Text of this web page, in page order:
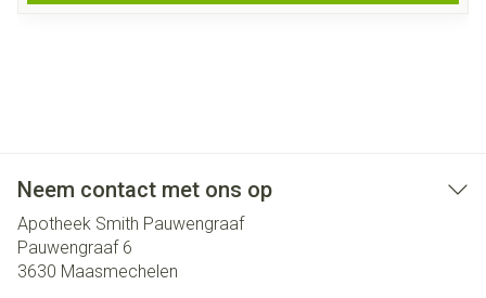
Neem contact met ons op
Apotheek Smith Pauwengraaf
Pauwengraaf 6
3630 Maasmechelen